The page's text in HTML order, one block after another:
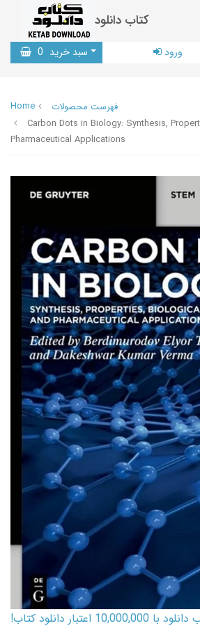
کتاب دانلود
سبد خرید 0 ورود
Home
فهرست محصولات
Carbon Dots in Biology: Synthesis,
Pharmaceutical Applications
کارت اعتباری کتاب دانلود با 10,000,000 اعتبار دانلود کتاب!